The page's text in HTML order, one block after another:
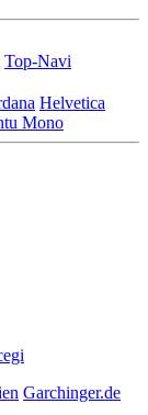
Top-Navi
Helvetica
Mono
Garchinger.de